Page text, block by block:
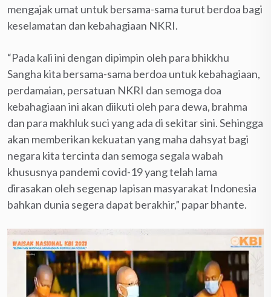
mengajak umat untuk bersama-sama turut berdoa bagi
keselamatan dan kebahagiaan NKRI.
“Pada kali ini dengan dipimpin oleh para bhikkhu
Sangha kita bersama-sama berdoa untuk kebahagiaan,
perdamaian, persatuan NKRI dan semoga doa
kebahagiaan ini akan diikuti oleh para dewa, brahma
dan para makhluk suci yang ada di sekitar sini. Sehingga
akan memberikan kekuatan yang maha dahsyat bagi
negara kita tercinta dan semoga segala wabah
khususnya pandemi covid-19 yang telah lama
dirasakan oleh segenap lapisan masyarakat Indonesia
bahkan dunia segera dapat berakhir,” papar bhante.